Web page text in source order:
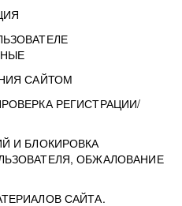
САЙТОМ
РЕГИСТРАЦИИ/
И БЛОКИРОВКА
ОБЖАЛОВАНИЕ
САЙТА.